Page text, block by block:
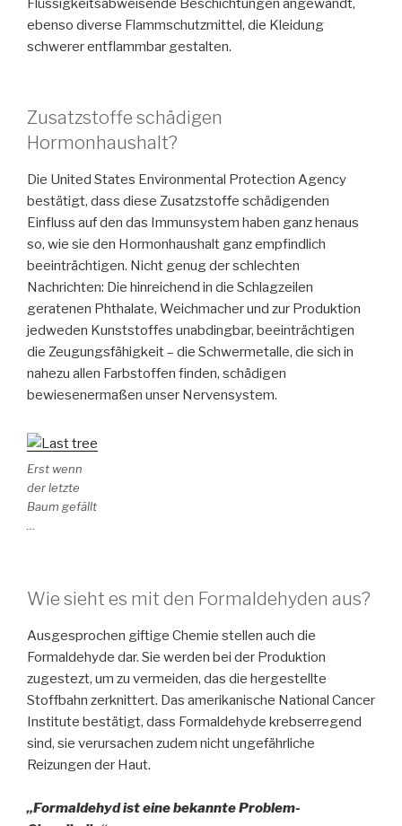
Flüssigkeitsabweisende Beschichtungen angewandt,
ebenso diverse Flammschutzmittel, die Kleidung
schwerer entflammbar gestalten.
Zusatzstoffe schädigen
Hormonhaushalt?
Die United States Environmental Protection Agency
bestätigt, dass diese Zusatzstoffe schädigenden
Einfluss auf den das Immunsystem haben ganz henaus
so, wie sie den Hormonhaushalt ganz empfindlich
beeinträchtigen. Nicht genug der schlechten
Nachrichten: Die hinreichend in die Schlagzeilen
geratenen Phthalate, Weichmacher und zur Produktion
jedweden Kunststoffes unabdingbar, beeinträchtigen
die Zeugungsfähigkeit – die Schwermetalle, die sich in
nahezu allen Farbstoffen finden, schädigen
bewiesenermaßen unser Nervensystem.
Erst wenn
der letzte
Baum gefällt
…
Wie sieht es mit den Formaldehyden aus?
Ausgesprochen giftige Chemie stellen auch die
Formaldehyde dar. Sie werden bei der Produktion
zugestezt, um zu vermeiden, das die hergestellte
Stoffbahn zerknittert. Das amerikanische National Cancer
Institute bestätigt, dass Formaldehyde krebserregend
sind, sie verursachen zudem nicht ungefährliche
Reizungen der Haut.
„Formaldehyd ist eine bekannte Problem-